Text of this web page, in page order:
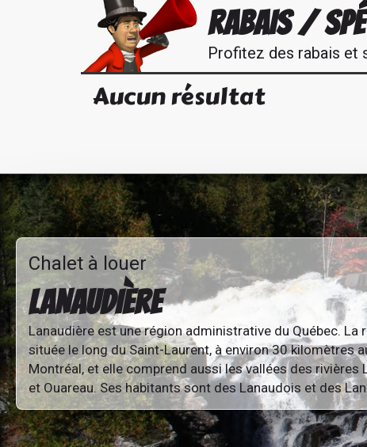
RABAIS /
Profitez des rabais et
Aucun résultat
Chalet à louer
LANAUDIÈRE
Lanaudière est une région administrative du Québec. La
située le long du Saint-Laurent, à environ 30 kilomètres
Montréal, et elle comprend aussi les vallées des rivières
et Ouareau. Ses habitants sont des Lanaudois et des